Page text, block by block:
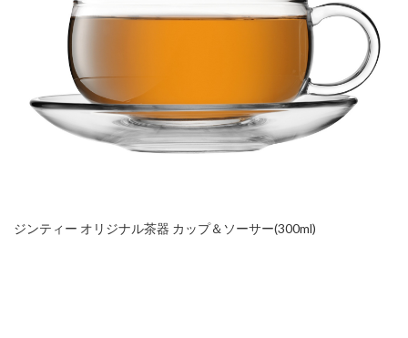
ジンティー オリジナル茶器 カップ＆ソーサー(300ml)